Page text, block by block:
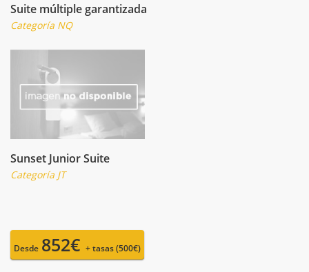
Suite múltiple garantizada
Categoría NQ
Sunset Junior Suite
Categoría JT
Desde 852€ + tasas (500€)